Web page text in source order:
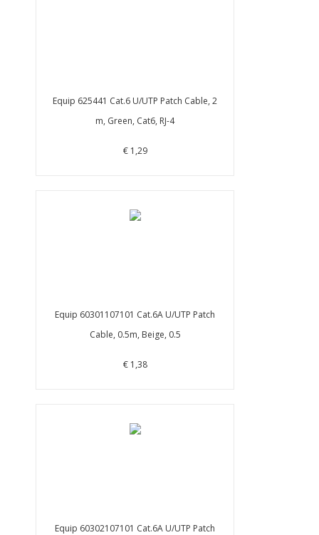
Equip 625441 Cat.6 U/UTP Patch Cable, 2
m, Green, Cat6, RJ-4
€ 1,29
Equip 60301107101 Cat.6A U/UTP Patch
Cable, 0.5m, Beige, 0.5
€ 1,38
Equip 60302107101 Cat.6A U/UTP Patch